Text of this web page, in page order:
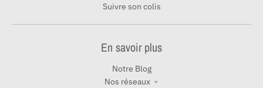
Suivre son colis
En savoir plus
Notre Blog
Nos réseaux